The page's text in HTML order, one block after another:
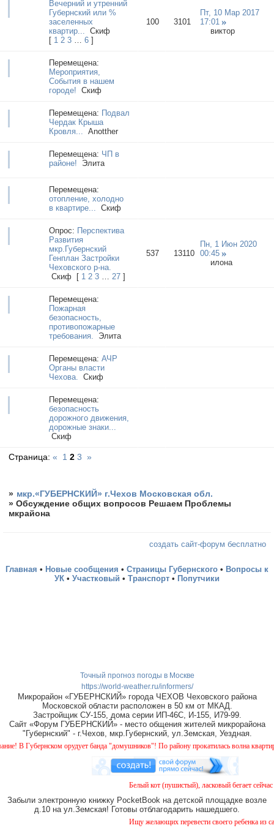
Вечерний и утренний
Губернский или %
заселенных
квартир... Cкиф
[ 1 2 3 … 6 ]
100 3101
Пт, 10 Мар 2017
17:01
виктор
Перемещена:
Мероприятия,
События в нашем
городе! Cкиф
Перемещена: Подвал
Чердак Крыша
Кровля... Anotther
Перемещена: ЧП в
районе!
Элита
Перемещена:
отопление, холодно
в квартире... Cкиф
Опрос: Перспектива
Развития
мкр.Губернский
Генплан Застройки
Чеховского р-на.
Cкиф
[ 1 2 3 … 27 ]
537 13110
Пн, 1 Июн 2020
00:45
илона
Перемещена:
Пожарная
безопасность,
противопожарные
требования.
Элита
Перемещена: АЧР
Органы власти
Чехова. Cкиф
Перемещена:
безопасность
дорожного движения,
дорожные знаки...
Cкиф
Страница:« 1 2 3 »
» мкр.«ГУБЕРНСКИЙ» г.Чехов Московская обл.
»Обсуждение общих вопросов Решаем Проблемы
мкрайона
создать сайт-форум бесплатно
Главная • Новые сообщения • Страницы Губернского • Вопросы к
УК • Участковый • Транспорт • Попутчики
Точный прогноз погоды в Москве
https://world-weather.ru/informers/
Микрорайон «ГУБЕРНСКИЙ» города ЧЕХОВ Чеховского района
Московской области расположен в 50 км от МКАД.
Застройщик СУ-155, дома серии ИП-46С, И-155, И79-99.
Сайт «Форум ГУБЕРНСКИЙ» - место общения жителей микрорайона
"Губернский" - г.Чехов, мкр.Губернский, ул.Земская, Уездная.
Губернском орудует банда "домушников"! По району прокатилась волна квартирных
Белый кот (пушистый), ласковый бегает сейчас
Забыли электронную книжку PocketBook на детской площадке возле
д.10 на ул.Земская! Готовы отблагодарить нашедшего.
Ищу желающих перевести своего ребенка из